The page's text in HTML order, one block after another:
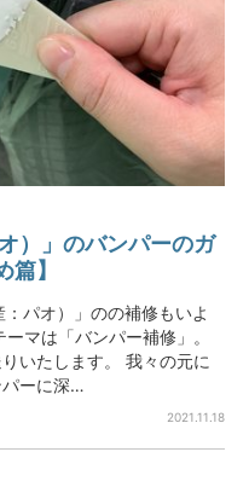
）」のバンパーのガ
】
パオ）」のの補修もいよ
マは「バンパー補修」。
いたします。 我々の元に
パーに深…
2021.11.18